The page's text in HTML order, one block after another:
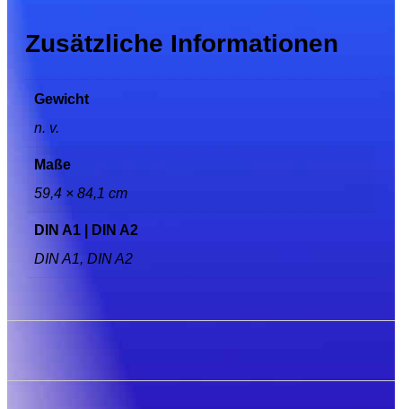
Zusätzliche Informationen
Gewicht
n. v.
Maße
59,4 × 84,1 cm
DIN A1 | DIN A2
DIN A1, DIN A2